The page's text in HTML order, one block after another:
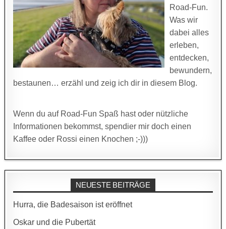
Road-Fun.
Was wir
dabei alles
erleben,
entdecken,
bewundern,
bestaunen… erzähl und zeig ich dir in diesem Blog.
Wenn du auf Road-Fun Spaß hast oder nützliche
Informationen bekommst, spendier mir doch einen
Kaffee oder Rossi einen Knochen ;-)))
NEUESTE BEITRÄGE
Hurra, die Badesaison ist eröffnet
Oskar und die Pubertät